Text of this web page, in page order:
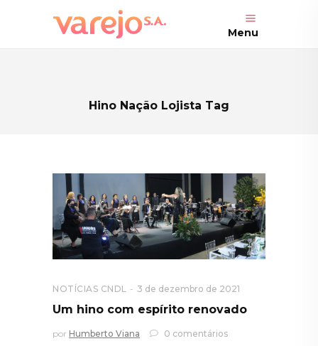
Menu
Hino Nação Lojista Tag
NOTÍCIAS CNDL 3 de dezembro de 2021
Um hino com espírito renovado
por Humberto Viana 0 comentários